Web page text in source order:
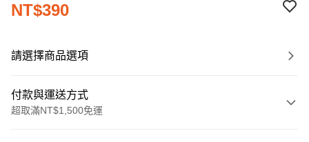
NT$390
請選擇商品選項
付款與運送方式
超取滿NT$1,500免運